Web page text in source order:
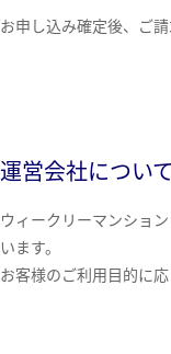
お申し込み確定後、ご
運営会社について
ウィークリーマンショ
います。
お客様のご利用目的に